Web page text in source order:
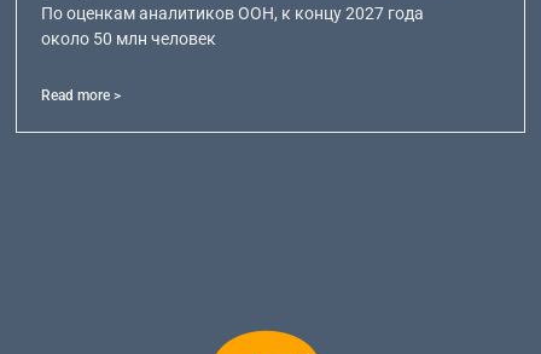
По оценкам аналитиков ООН, к концу 2027 года
около 50 млн человек
Read more >